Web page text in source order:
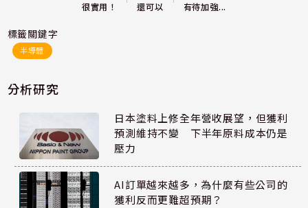
很實用！ 還可以 有待加強...
標籤關鍵字
半導體
分析研究
日本塗料上修全年營收展望，但獲利
預測維持不變 下半年原料成本仍是
壓力
AI訂單越來越多，為什麼有些公司的
獲利反而更難超預期？